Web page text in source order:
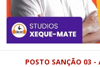
POSTO SANÇÃO 03